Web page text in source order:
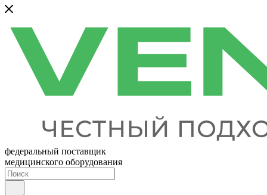
федеральный поставщик
медицинского оборудования